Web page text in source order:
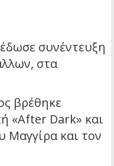
συνέντευξη
στα
βρέθηκε
«After Dark» και
Μαγγίρα και τον